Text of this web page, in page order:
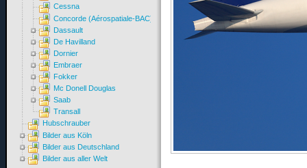
Cessna
Concorde (Aérospatiale-BAC)
Dassault
De Havilland
Dornier
Embraer
Fokker
Mc Donell Douglas
Saab
Transall
Hubschrauber
Bilder aus Köln
Bilder aus Deutschland
Bilder aus aller Welt